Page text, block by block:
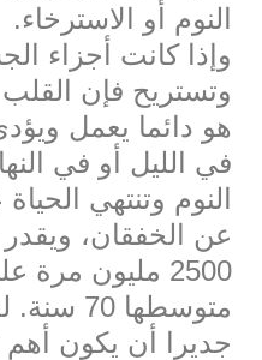
النوم أو الاسترخاء.
وإذا كانت أجزاء
وتستريح فإن
هو دائما يعمل
في الليل أو في
النوم وتنتهي
عن الخفقان،
2500 مليون
متوسطها
جديرا أن يكون